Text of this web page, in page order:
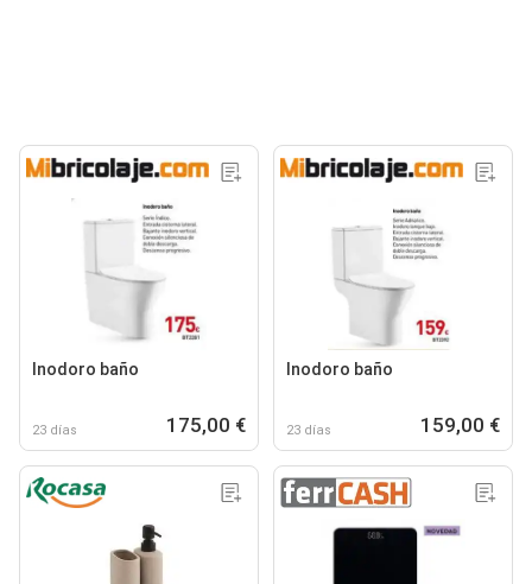
Inodoro baño
23 días 175,00 €
Inodoro baño
23 días 159,00 €